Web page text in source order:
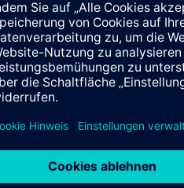
verbessern
Erfahrung der AM-
virtuellen VR-Training
App (Mendix-basiert) als
Das reduziert Ausschuss,
Stand von Siemens
finden Sie unter